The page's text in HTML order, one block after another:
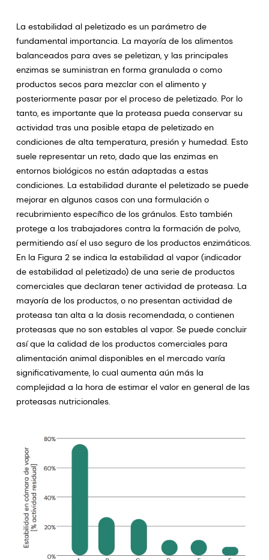
La estabilidad al peletizado es un parámetro de
fundamental importancia. La mayoría de los alimentos
balanceados para aves se peletizan, y las principales
enzimas se suministran en forma granulada o como
productos secos para mezclar con el alimento y
posteriormente pasar por el proceso de peletizado. Por lo
tanto, es importante que la proteasa pueda conservar su
actividad tras una posible etapa de peletizado en
condiciones de alta temperatura, presión y humedad. Esto
suele representar un reto, dado que las enzimas en
entornos biológicos no están adaptadas a estas
condiciones. La estabilidad durante el peletizado se puede
mejorar en algunos casos con una formulación o
recubrimiento específico de los gránulos. Esto también
protege a los trabajadores contra la formación de polvo,
permitiendo así el uso seguro de los productos enzimáticos.
En la Figura 2 se indica la estabilidad al vapor (indicador
de estabilidad al peletizado) de una serie de productos
comerciales que declaran tener actividad de proteasa. La
mayoría de los productos, o no presentan actividad de
proteasa tan alta a la dosis recomendada, o contienen
proteasas que no son estables al vapor. Se puede concluir
así que la calidad de los productos comerciales para
alimentación animal disponibles en el mercado varía
significativamente, lo cual aumenta aún más la
complejidad a la hora de estimar el valor en general de las
proteasas nutricionales.